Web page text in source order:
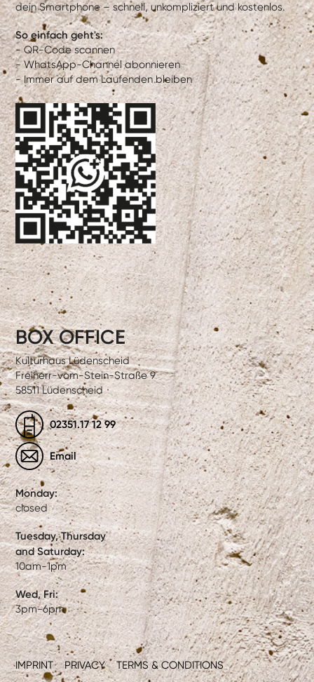
dein Smartphone – schnell, unkompliziert und kostenlos.
So einfach geht's:
- QR-Code scannen
- WhatsApp-Channel abonnieren
- Immer auf dem Laufenden bleiben
IMPRINT PRIVACY TERMS & CONDITIONS
BOX OFFICE
Kulturhaus Lüdenscheid
Freiherr-vom-Stein-Straße 9
58511 Lüdenscheid
02351.17 12 99
Email
Monday:
closed
Tuesday, Thursday
and Saturday:
10am-1pm
Wed, Fri:
3pm-6pm